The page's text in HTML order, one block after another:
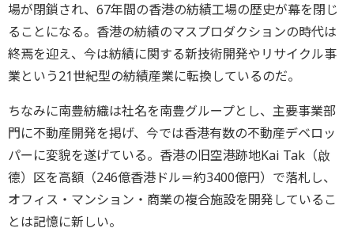
場が閉鎖され、67年間の香港の紡績工場の歴史が幕を閉じ
ることになる。香港の紡績のマスプロダクションの時代は
終焉を迎え、今は紡績に関する新技術開発やリサイクル事
業という21世紀型の紡績産業に転換しているのだ。
ちなみに南豊紡織は社名を南豊グループとし、主要事業部
門に不動産開発を掲げ、今では香港有数の不動産デベロッ
パーに変貌を遂げている。香港の旧空港跡地Kai Tak（啟
德）区を高額（246億香港ドル＝約3400億円）で落札し、
オフィス・マンション・商業の複合施設を開発しているこ
とは記憶に新しい。